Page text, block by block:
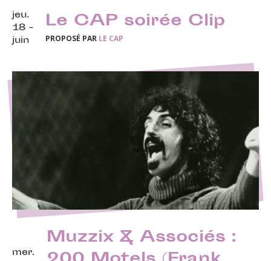
jeu.
18 -
juin
Le CAP soirée Clip
PROPOSÉ PAR LE CAP
mer.
Muzzix & Associés :